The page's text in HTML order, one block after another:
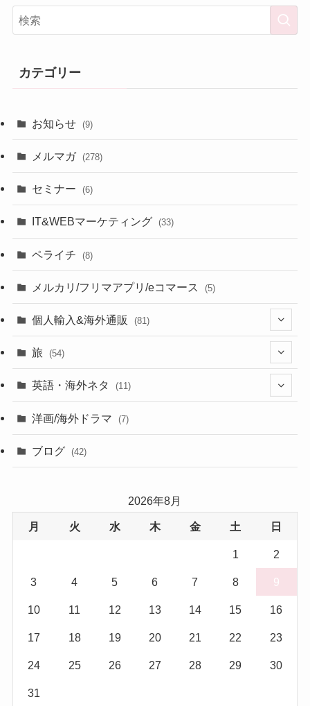
カテゴリー
お知らせ (9)
メルマガ (278)
セミナー (6)
IT&WEBマーケティング (33)
ペライチ (8)
メルカリ/フリマアプリ/eコマース (5)
個人輸入&海外通販 (81)
旅 (54)
(43)
(6)
(5)
英語・海外ネタ (11)
洋画/海外ドラマ (7)
ブログ (42)
2026年8月
月 火 水 木 金 土 日
1 2
3 4 5 6 7 8 9
10 11 12 13 14 15 16
17 18 19 20 21 22 23
24 25 26 27 28 29 30
31